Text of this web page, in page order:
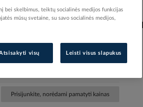
kodas
043790
Prisijunkite, norėdami pamatyti kainas
bei skelbimus, teiktų socialinės medijos funkcijas
mūsų svetaine, su savo socialinės medijos,
visų Leisti visus slapukus